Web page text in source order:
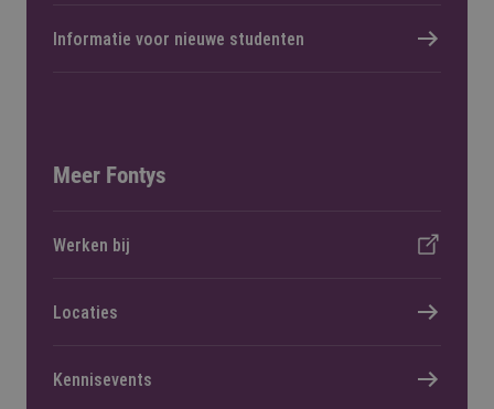
Informatie voor nieuwe studenten
Meer Fontys
Werken bij
Locaties
Kennisevents